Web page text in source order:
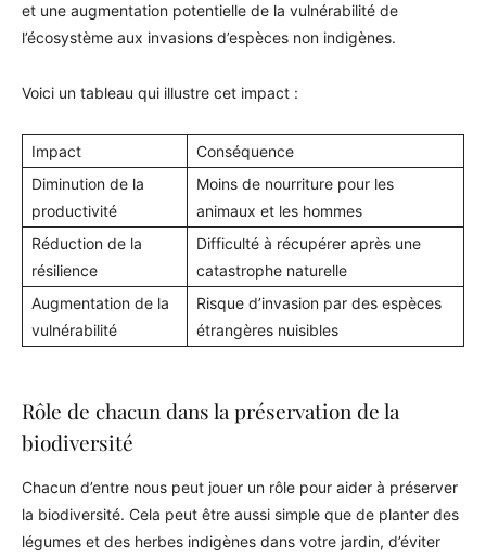
et une augmentation potentielle de la vulnérabilité de
l’écosystème aux invasions d’espèces non indigènes.
Voici un tableau qui illustre cet impact :
Impact
Conséquence
Diminution de la
productivité
Moins de nourriture pour les
animaux et les hommes
Réduction de la
résilience
Difficulté à récupérer après une
catastrophe naturelle
Augmentation de la
vulnérabilité
Risque d’invasion par des espèces
étrangères nuisibles
Rôle de chacun dans la préservation de la
biodiversité
Chacun d’entre nous peut jouer un rôle pour aider à préserver
la biodiversité. Cela peut être aussi simple que de planter des
légumes et des herbes indigènes dans votre jardin, d’éviter